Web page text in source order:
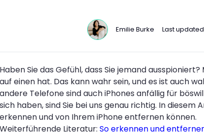
Emilie Burke Last
Haben Sie das Gefühl, dass Sie jemand
auf einen hat. Das kann wahr sein, und es ist auch
andere Telefone sind auch iPhones anfällig für
sich haben, sind Sie bei uns genau richtig. In
erkennen und von Ihrem iPhone entfernen können.
Weiterführende Literatur: So erkennen und